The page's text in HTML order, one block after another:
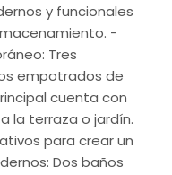
y funcionales
-
Tres
empotrados de
cuenta con
la terraza o jardín.
para crear un
Dos baños